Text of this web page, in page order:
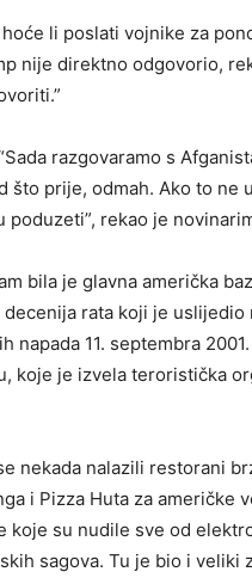
li poslati vojnike za
nije direktno odgovorio,
razgovaramo s
što prije, odmah. Ako to ne
poduzeti”, rekao je
bila je glavna američka
decenija rata koji je uslijedio
napada 11. septembra
koje je izvela teroristička
nekada nalazili restorani
i Pizza Huta za američke
koje su nudile sve od
sagova. Tu je bio i veliki